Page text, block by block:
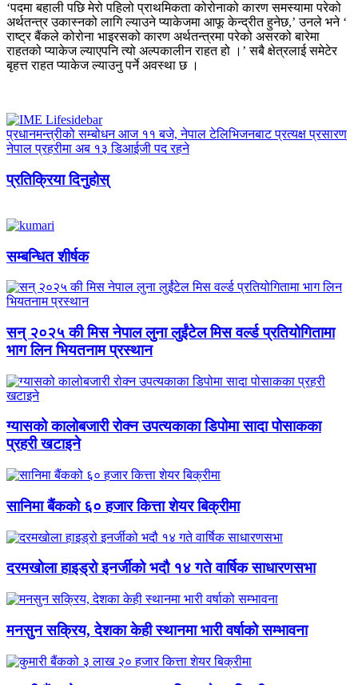
‘पदमा बहाली पछि मेरो पहिलो प्राथमिकता कोरोनाको कारण समस्यामा परेको
अर्थतन्त्र उकास्नको लागि ल्याउने प्याकेजमा आफू केन्द्रीत हुनेछ,’ उनले भने ‘
राष्ट्र बैंकले कोरोना भाइरसको कारण अर्थतन्त्रमा परेको असरको बारेमा
राहतको प्याकेज ल्याएपनि त्यो अल्पकालीन राहत हो ।’ सबै क्षेत्रलाई समेटेर
बृहत्त राहत प्याकेज ल्याउनु पर्ने अवस्था छ ।
प्रधानमन्त्रीको सम्बोधन आज ११ बजे, नेपाल टेलिभिजनबाट प्रत्यक्ष प्रसारण
नेपाल प्रहरीमा अब १३ डिआईजी पद रहने
प्रतिक्रिया दिनुहोस्
सम्बन्धित शीर्षक
सन् २०२५ की मिस नेपाल लुना लुईंटेल मिस वर्ल्ड प्रतियोगितामा
भाग लिन भियतनाम प्रस्थान
ग्यासको कालोबजारी रोक्न उपत्यकाका डिपोमा सादा पोसाकका
प्रहरी खटाइने
सानिमा बैंकको ६० हजार कित्ता शेयर बिक्रीमा
दरमखोला हाइड्रो इनर्जीको भदौ १४ गते वार्षिक साधारणसभा
मनसुन सक्रिय, देशका केही स्थानमा भारी वर्षाको सम्भावना